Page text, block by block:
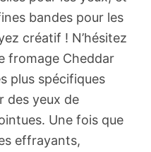
bandes pour les
créatif ! N’hésitez
fromage Cheddar
plus spécifiques
des yeux de
Une fois que
effrayants,